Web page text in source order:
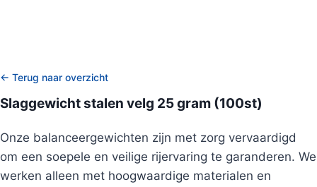
← Terug naar overzicht
Slaggewicht stalen velg 25 gram (100st)
Onze balanceergewichten zijn met zorg vervaardigd
om een soepele en veilige rijervaring te garanderen. We
werken alleen met hoogwaardige materialen en